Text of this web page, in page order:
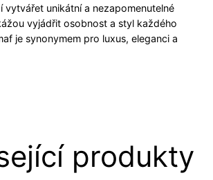
vytvářet unikátní a nezapomenutelné
vyjádřit osobnost a styl každého
je synonymem pro luxus, eleganci a
produkty